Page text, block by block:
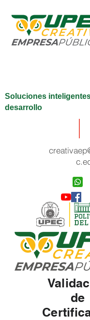
Soluciones
desarrollo
de